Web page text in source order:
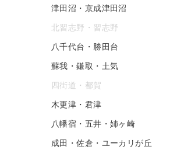
津田沼・京成津田沼
北習志野・習志野
八千代台・勝田台
蘇我・鎌取・土気
四街道・都賀
木更津・君津
八幡宿・五井・姉ヶ崎
成田・佐倉・ユーカリが丘